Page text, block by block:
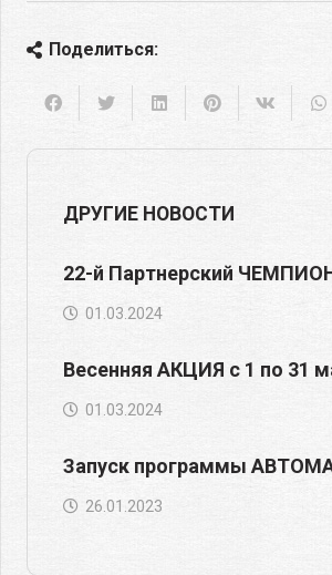
Поделиться:
ДРУГИЕ НОВОСТИ
22-й Партнерский
01.03.2024
Весенняя АКЦИЯ с 1 по 31
01.03.2024
Запуск программы
26.01.2023